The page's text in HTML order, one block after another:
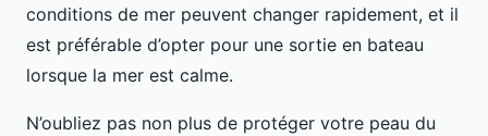
conditions de mer peuvent changer rapidement, et il
est préférable d’opter pour une sortie en bateau
lorsque la mer est calme.
N’oubliez pas non plus de protéger votre peau du